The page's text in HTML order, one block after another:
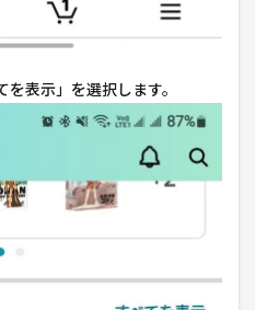
表示」を選択します。